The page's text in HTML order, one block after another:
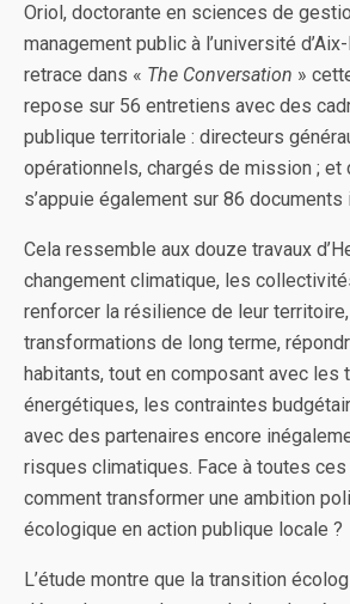
Oriol, doctorante en sciences de
management public à l’université
retrace dans « The Conversation »
repose sur 56 entretiens avec des
publique territoriale : directeurs
opérationnels, chargés de mission ; et
s’appuie également sur 86
Cela ressemble aux douze travaux
changement climatique, les
renforcer la résilience de leur
transformations de long terme,
habitants, tout en composant avec les
énergétiques, les contraintes
avec des partenaires encore
risques climatiques. Face à toutes
comment transformer une ambition
écologique en action publique locale ?
L’étude montre que la transition